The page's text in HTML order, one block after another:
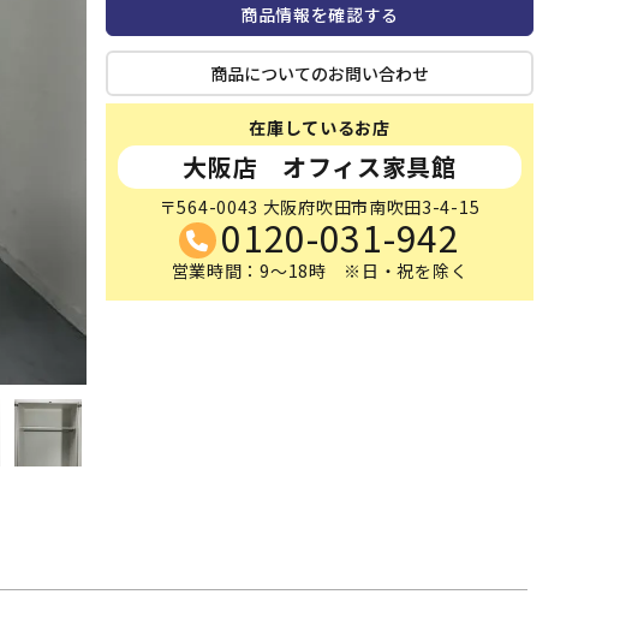
商品情報を確認する
商品についてのお問い合わせ
在庫しているお店
大阪店 オフィス家具館
〒564-0043 大阪府吹田市南吹田3-4-15
0120-031-942
営業時間：9～18時 ※日・祝を除く